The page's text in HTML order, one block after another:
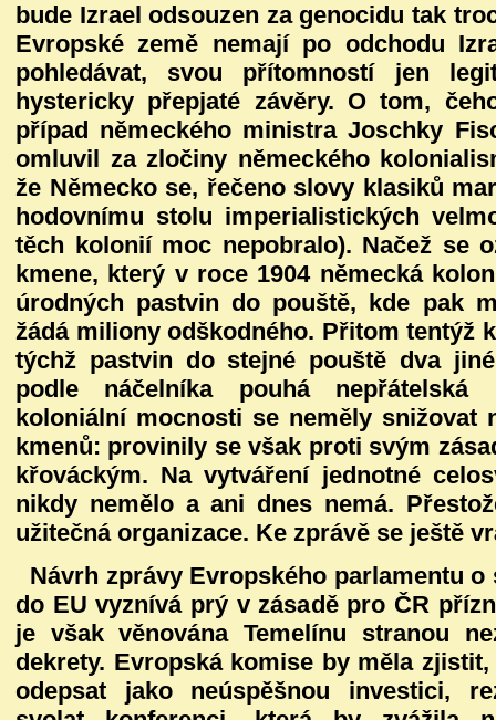
bude Izrael odsouzen za genocidu tak
Evropské země nemají po odchodu
pohledávat, svou přítomností jen
hystericky přepjaté závěry. O tom,
případ německého ministra Joschky
omluvil za zločiny německého
že Německo se, řečeno slovy klasiků
hodovnímu stolu imperialistických
těch kolonií moc nepobralo). Načež se
kmene, který v roce 1904 německá
úrodných pastvin do pouště, kde pak
žádá miliony odškodného. Přitom tentýž
týchž pastvin do stejné pouště dva
podle náčelníka pouhá nepřátelská
koloniální mocnosti se neměly snižovat
kmenů: provinily se však proti svým
křováckým. Na vytváření jednotné
nikdy nemělo a ani dnes nemá.
užitečná organizace. Ke zprávě se ještě
Návrh zprávy Evropského parlamentu
do EU vyznívá prý v zásadě pro ČR
je však věnována Temelínu stranou
dekrety. Evropská komise by měla
odepsat jako neúspěšnou investici,